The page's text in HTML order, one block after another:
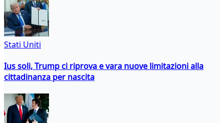
Stati Uniti
Ius soli, Trump ci riprova e vara nuove limitazioni alla
cittadinanza per nascita